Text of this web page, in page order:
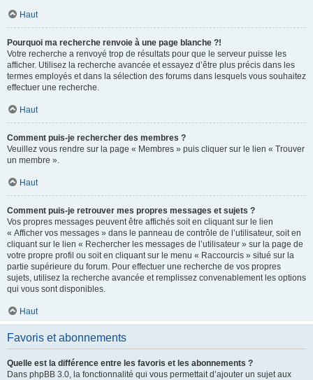
Haut
Pourquoi ma recherche renvoie à une page blanche ?!
Votre recherche a renvoyé trop de résultats pour que le serveur puisse les
afficher. Utilisez la recherche avancée et essayez d’être plus précis dans les
termes employés et dans la sélection des forums dans lesquels vous souhaitez
effectuer une recherche.
Haut
Comment puis-je rechercher des membres ?
Veuillez vous rendre sur la page « Membres » puis cliquer sur le lien « Trouver
un membre ».
Haut
Comment puis-je retrouver mes propres messages et sujets ?
Vos propres messages peuvent être affichés soit en cliquant sur le lien
« Afficher vos messages » dans le panneau de contrôle de l’utilisateur, soit en
cliquant sur le lien « Rechercher les messages de l’utilisateur » sur la page de
votre propre profil ou soit en cliquant sur le menu « Raccourcis » situé sur la
partie supérieure du forum. Pour effectuer une recherche de vos propres
sujets, utilisez la recherche avancée et remplissez convenablement les options
qui vous sont disponibles.
Haut
Favoris et abonnements
Quelle est la différence entre les favoris et les abonnements ?
Dans phpBB 3.0, la fonctionnalité qui vous permettait d’ajouter un sujet aux